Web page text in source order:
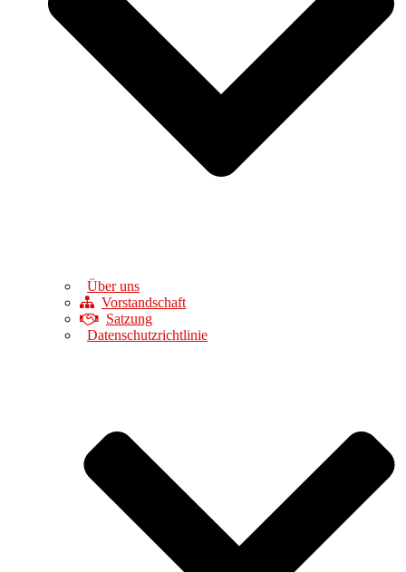
Über uns
Vorstandschaft
Satzung
Datenschutzrichtlinie